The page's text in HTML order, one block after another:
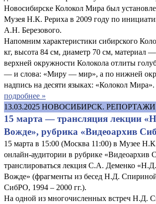
Новосибирске Колокол Мира был
Музея Н.К. Рериха в 2009 году по
А.Н. Березового.
Напомним характеристики сибирского
кг, высота 84 см, диаметр 70 см, материал
верхней окружности Колокола отлиты
— и слова: «Миру — мир», а по нижней
надпись на десяти языках: «Колокол Мира».
подробнее »
13.03.2025 НОВОСИБИРСК.
15 марта — трансляция лекции
Вожде», рубрика «Видеоархив
15 марта в 15:00 (Москва 11:00) в Музее
онлайн-аудитории в рубрике «Видеоархив
транслироваться лекция С.А. Деменко
Вожде» (фрагменты из бесед Н.Д.
СибРО, 1994 – 2000 гг.).
На одной из многочисленных встреч Н.Д.